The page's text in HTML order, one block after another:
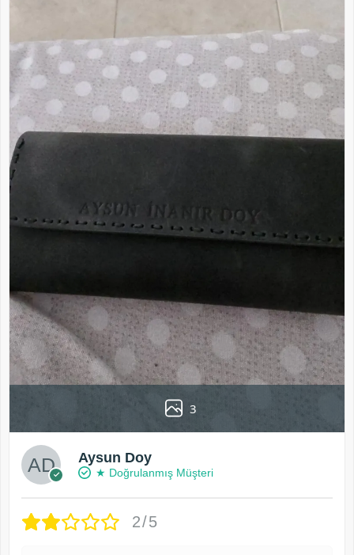
3
Aysun Doy
★ Doğrulanmış Müşteri
2/5